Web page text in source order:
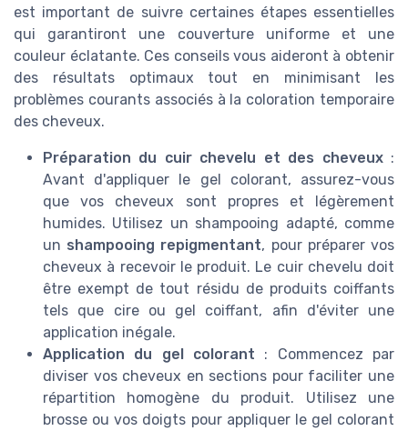
est important de suivre certaines étapes essentielles
qui garantiront une couverture uniforme et une
couleur éclatante. Ces conseils vous aideront à obtenir
des résultats optimaux tout en minimisant les
problèmes courants associés à la coloration temporaire
des cheveux.
Préparation du cuir chevelu et des cheveux:
Avant d'appliquer le gel colorant, assurez-vous
que vos cheveux sont propres et légèrement
humides. Utilisez un shampooing adapté, comme
un shampooing repigmentant, pour préparer vos
cheveux à recevoir le produit. Le cuir chevelu doit
être exempt de tout résidu de produits coiffants
tels que cire ou gel coiffant, afin d'éviter une
application inégale.
Application du gel colorant : Commencez par
diviser vos cheveux en sections pour faciliter une
répartition homogène du produit. Utilisez une
brosse ou vos doigts pour appliquer le gel colorant